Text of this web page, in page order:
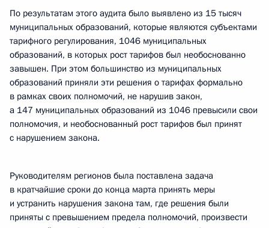
По результатам этого аудита было выявлено из 15 тысяч
муниципальных образований, которые являются субъектами
тарифного регулирования, 1046 муниципальных
образований, в которых рост тарифов был необоснованно
завышен. При этом большинство из муниципальных
образований приняли эти решения о тарифах формально
в рамках своих полномочий, не нарушив закон,
а 147 муниципальных образований из 1046 превысили свои
полномочия, и необоснованный рост тарифов был принят
с нарушением закона.
Руководителям регионов была поставлена задача
в кратчайшие сроки до конца марта принять меры
и устранить нарушения закона там, где решения были
приняты с превышением предела полномочий, произвести